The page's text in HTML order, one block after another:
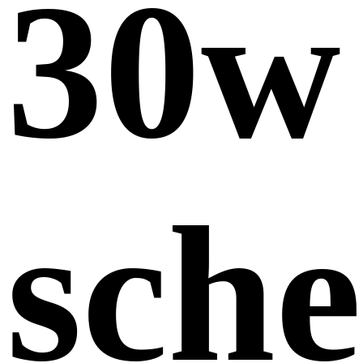
30w